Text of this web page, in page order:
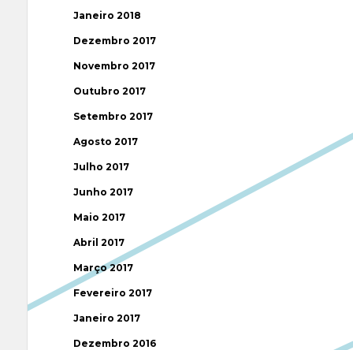
Janeiro 2018
Dezembro 2017
Novembro 2017
Outubro 2017
Setembro 2017
Agosto 2017
Julho 2017
Junho 2017
Maio 2017
Abril 2017
Março 2017
Fevereiro 2017
Janeiro 2017
Dezembro 2016